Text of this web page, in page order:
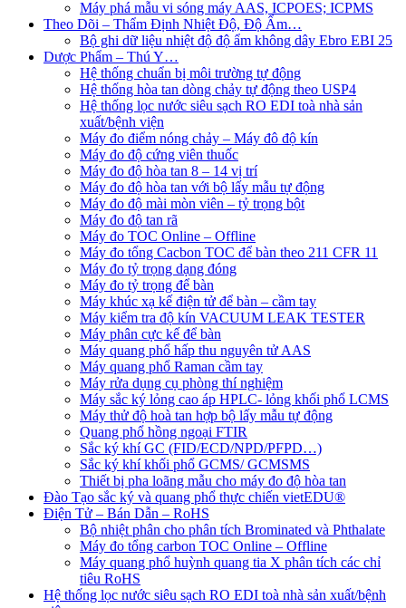
Máy phá mẫu vi sóng máy AAS, ICPOES; ICPMS
Theo Dõi – Thẩm Định Nhiệt Độ, Độ Ẩm…
Bộ ghi dữ liệu nhiệt độ độ ẩm không dây Ebro EBI 25
Dược Phẩm – Thú Y…
Hệ thống chuẩn bị môi trường tự động
Hệ thống hòa tan dòng chảy tự động theo USP4
Hệ thống lọc nước siêu sạch RO EDI​​ toà nhà sản
xuất/bệnh viện
Máy đo điểm nóng chảy – Máy đô độ kín
Máy đo độ cứng viên thuốc
Máy đo độ hòa tan 8 – 14 vị trí
Máy đo độ hòa tan với bộ lấy mẫu tự động
Máy đo độ mài mòn viên – tỷ trọng bột
Máy đo độ tan rã
Máy đo TOC Online – Offline
Máy đo tổng Cacbon TOC để bàn theo 211 CFR 11
Máy đo tỷ trọng dạng đóng
Máy đo tỷ trọng để bàn
Máy khúc xạ kế điện tử để bàn – cầm tay
Máy kiểm tra độ kín VACUUM LEAK TESTER
Máy phân cực kế để bàn
Máy quang phổ hấp thu nguyên tử AAS
Máy quang phổ Raman cầm tay
Máy rửa dụng cụ phòng thí nghiệm
Máy sắc ký lỏng cao áp HPLC- lỏng khối phổ LCMS
Máy thử độ hoà tan hợp bộ lấy mẫu tự động
Quang phổ hồng ngoại FTIR
Sắc ký khí GC (FID/ECD/NPD/PFPD…)
Sắc ký khí khối phổ GCMS/ GCMSMS
Thiết bị pha loãng mẫu cho máy đo độ hòa tan
Đào Tạo sắc ký và quang phổ thực chiến vietEDU®
Điện Tử – Bán Dẫn – RoHS
Bộ nhiệt phân cho phân tích Brominated và Phthalate
Máy đo tổng carbon TOC Online – Offline
Máy quang phổ huỳnh quang tia X phân tích các chỉ
tiêu RoHS
Hệ thống lọc nước siêu sạch RO EDI​​ toà nhà sản xuất/bệnh